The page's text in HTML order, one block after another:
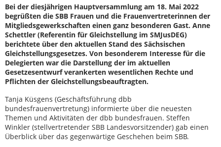
Bei der diesjährigen Hauptversammlung am 18. Mai 2022
begrüßten die SBB Frauen und die Frauenvertreterinnen der
Mitgliedsgewerkschaften einen ganz besonderen Gast. Anne
Schettler (Referentin für Gleichstellung im SMJusDEG)
berichtete über den aktuellen Stand des Sächsischen
Gleichstellungsgesetzes. Von besonderem Interesse für die
Delegierten war die Darstellung der im aktuellen
Gesetzesentwurf verankerten wesentlichen Rechte und
Pflichten der Gleichstellungsbeauftragten.
Tanja Küsgens (Geschäftsführung dbb
bundesfrauenvertretung) informierte über die neuesten
Themen und Aktivitäten der dbb bundesfrauen. Steffen
Winkler (stellvertretender SBB Landesvorsitzender) gab einen
Überblick über das gegenwärtige Geschehen beim SBB.